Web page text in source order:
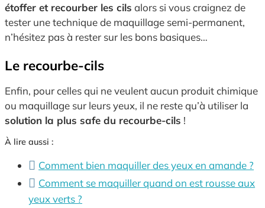
étoffer et recourber les cils alors si vous craignez de
tester une technique de maquillage semi-permanent,
n’hésitez pas à rester sur les bons basiques…
Le recourbe-cils
Enfin, pour celles qui ne veulent aucun produit chimique
ou maquillage sur leurs yeux, il ne reste qu’à utiliser la
solution la plus safe du recourbe-cils !
À lire aussi :
Comment bien maquiller des yeux en amande ?
Comment se maquiller quand on est rousse aux
yeux verts ?